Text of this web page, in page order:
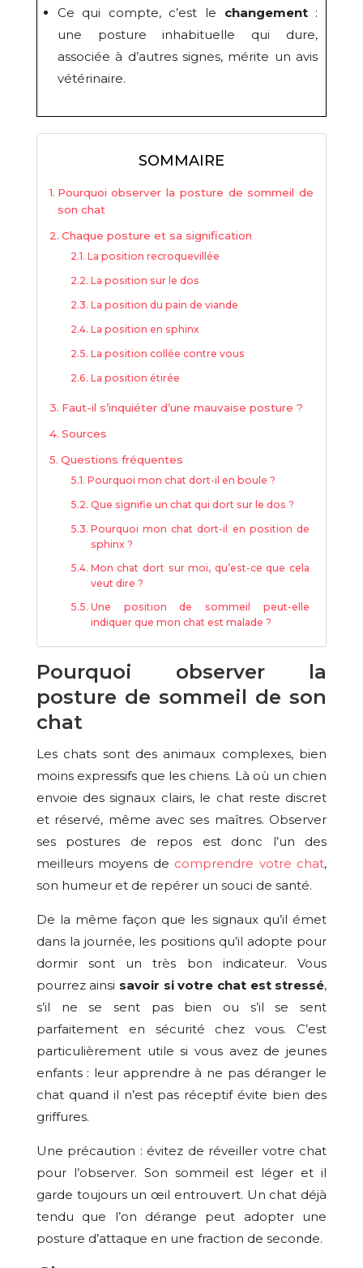
Ce qui compte, c’est le changement:
une posture inhabituelle qui dure,
associée à d’autres signes, mérite un avis
vétérinaire.
SOMMAIRE
Pourquoi observer la posture de sommeil de
son chat
Chaque posture et sa signification
La position recroquevillée
La position sur le dos
La position du pain de viande
La position en sphinx
La position collée contre vous
La position étirée
Faut-il s’inquiéter d’une mauvaise posture ?
Sources
Questions fréquentes
Pourquoi mon chat dort-il en boule ?
Que signifie un chat qui dort sur le dos ?
Pourquoi mon chat dort-il en position de
sphinx ?
Mon chat dort sur moi, qu’est-ce que cela
veut dire ?
Une position de sommeil peut-elle
indiquer que mon chat est malade ?
Pourquoi observer la
posture de sommeil de son
chat
Les chats sont des animaux complexes, bien
moins expressifs que les chiens. Là où un chien
envoie des signaux clairs, le chat reste discret
et réservé, même avec ses maîtres. Observer
ses postures de repos est donc l’un des
meilleurs moyens de comprendre votre chat,
son humeur et de repérer un souci de santé.
De la même façon que les signaux qu’il émet
dans la journée, les positions qu’il adopte pour
dormir sont un très bon indicateur. Vous
pourrez ainsi savoir si votre chat est stressé,
s’il ne se sent pas bien ou s’il se sent
parfaitement en sécurité chez vous. C’est
particulièrement utile si vous avez de jeunes
enfants : leur apprendre à ne pas déranger le
chat quand il n’est pas réceptif évite bien des
griffures.
Une précaution : évitez de réveiller votre chat
pour l’observer. Son sommeil est léger et il
garde toujours un œil entrouvert. Un chat déjà
tendu que l’on dérange peut adopter une
posture d’attaque en une fraction de seconde.